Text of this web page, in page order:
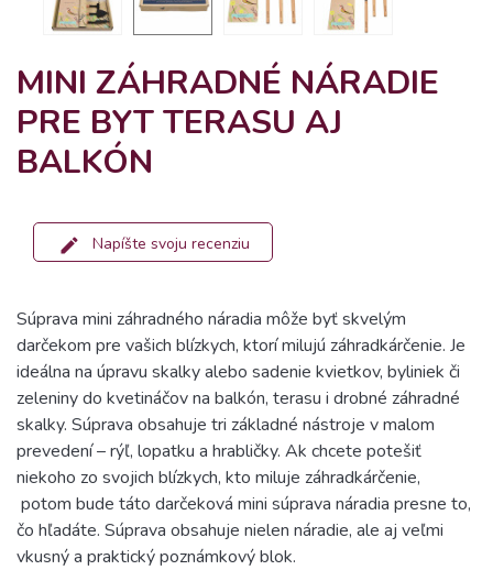
MINI ZÁHRADNÉ NÁRADIE
PRE BYT TERASU AJ
BALKÓN
Napíšte svoju recenziu
Súprava mini záhradného náradia môže byť skvelým
darčekom pre vašich blízkych, ktorí milujú záhradkárčenie. Je
ideálna na úpravu skalky alebo sadenie kvietkov, byliniek či
zeleniny do kvetináčov na balkón, terasu i drobné záhradné
skalky. Súprava obsahuje tri základné nástroje v malom
prevedení – rýľ, lopatku a hrabličky. Ak chcete potešiť
niekoho zo svojich blízkych, kto miluje záhradkárčenie,
potom bude táto darčeková mini súprava náradia presne to,
čo hľadáte. Súprava obsahuje nielen náradie, ale aj veľmi
vkusný a praktický poznámkový blok.